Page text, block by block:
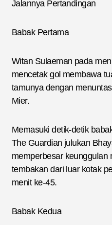
Jalannya Pertandingan
Babak Pertama
Witan Sulaeman pada
mencetak gol membawa
tamunya dengan
Mier.
Memasuki detik-detik
The Guardian julukan
memperbesar keunggulan
tembakan dari luar kotak
menit ke-45.
Babak Kedua